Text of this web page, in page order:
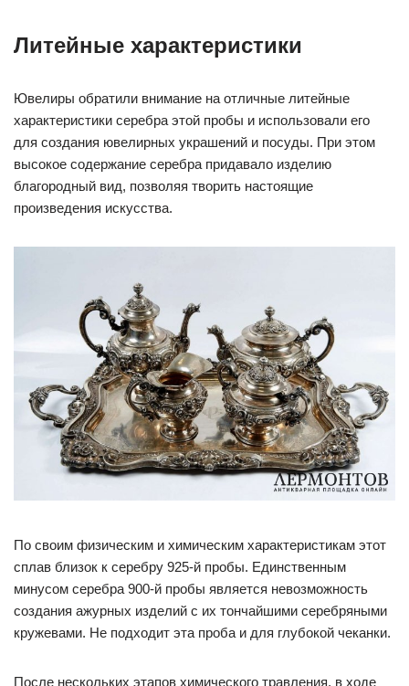
Литейные характеристики
Ювелиры обратили внимание на отличные литейные
характеристики серебра этой пробы и использовали его
для создания ювелирных украшений и посуды. При этом
высокое содержание серебра придавало изделию
благородный вид, позволяя творить настоящие
произведения искусства.
По своим физическим и химическим характеристикам этот
сплав близок к серебру 925-й пробы. Единственным
минусом серебра 900-й пробы является невозможность
создания ажурных изделий с их тончайшими серебряными
кружевами. Не подходит эта проба и для глубокой чеканки.
После нескольких этапов химического травления, в ходе